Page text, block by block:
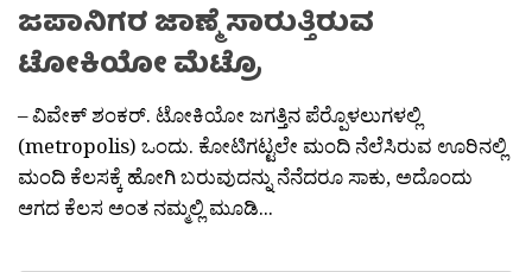
ಜಪಾನಿಗರ ಜಾಣ್ಮೆ ಸಾರುತ್ತಿರುವ
ಟೋಕಿಯೋ ಮೆಟ್ರೊ
– ವಿವೇಕ್ ಶಂಕರ್. ಟೋಕಿಯೋ ಜಗತ್ತಿನ ಪೆರ‍್ಪೊಳಲುಗಳಲ್ಲಿ
(metropolis) ಒಂದು. ಕೋಟಿಗಟ್ಟಲೇ ಮಂದಿ ನೆಲೆಸಿರುವ ಊರಿನಲ್ಲಿ
ಮಂದಿ ಕೆಲಸಕ್ಕೆ ಹೋಗಿ ಬರುವುದನ್ನು ನೆನೆದರೂ ಸಾಕು, ಅದೊಂದು
ಆಗದ ಕೆಲಸ ಅಂತ ನಮ್ಮಲ್ಲಿ ಮೂಡಿ...